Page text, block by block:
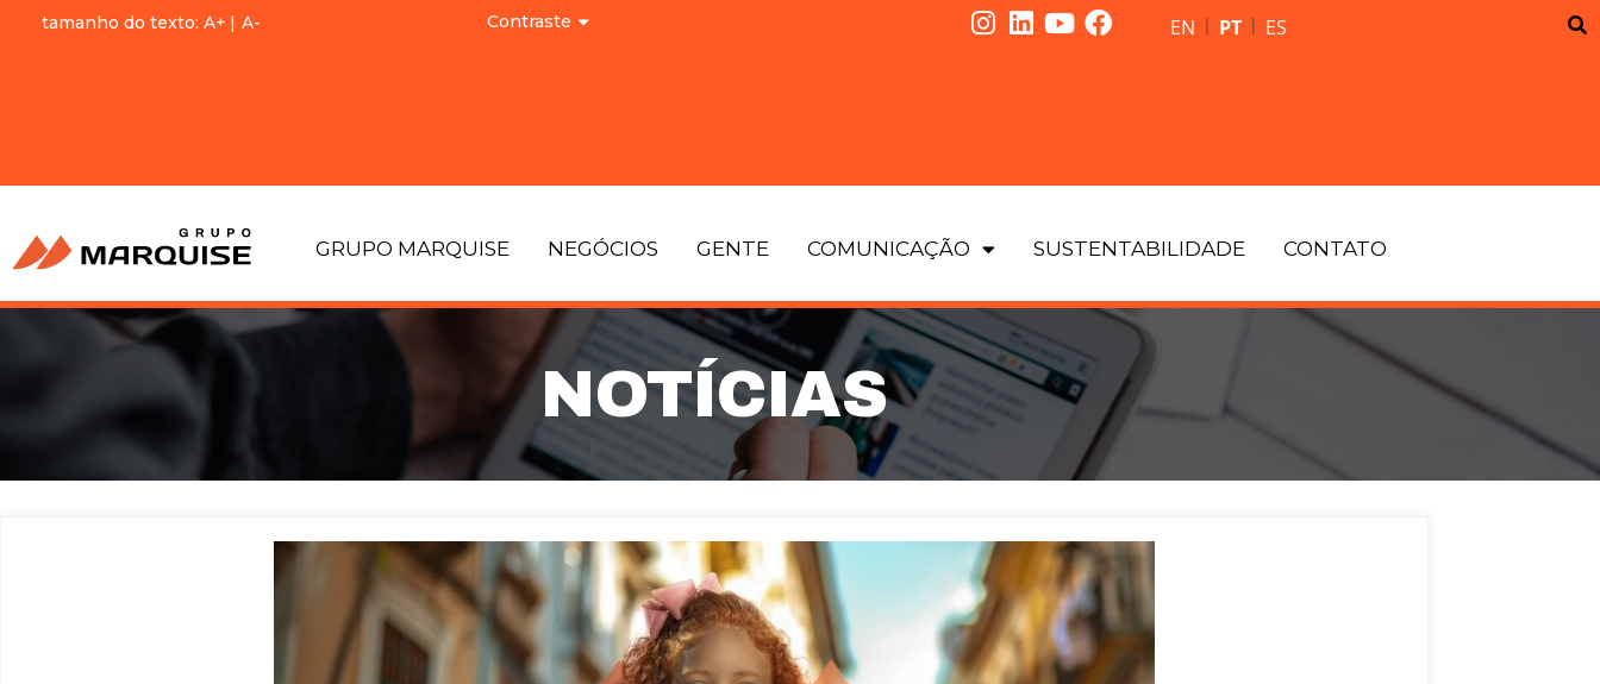
tamanho do texto: A+ | A- Contraste EN | PT | ES
GRUPO MARQUISE NEGÓCIOS GENTE COMUNICAÇÃO SUSTENTABILIDADE CONTATO
NOTÍCIAS